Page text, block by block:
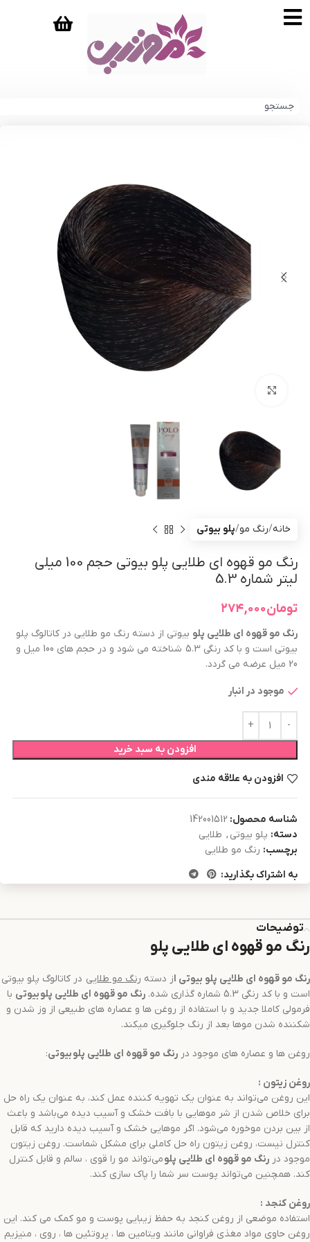
خانه رنگ مو پلو بیوتی
رنگ مو قهوه ای طلایی پلو بیوتی حجم 100 میلی
لیتر شماره 5.3
تومان۲۷۴,۰۰۰
رنگ مو قهوه ای طلایی پلو بیوتی از دسته رنگ مو طلایی در کاتالوگ پلو
بیوتی است و با کد رنگی 5.3 شناخته می شود و در حجم های 100 میل و
20 میل عرضه می گردد.
موجود در انبار
افزودن به سبد خرید
افزودن به علاقه مندی
شناسه محصول: 142001512
دسته: پلو بیوتی , طلایی
برچسب: رنگ مو طلایی
به اشتراک بگذارید:
توضیحات
رنگ مو قهوه ای طلایی پلو
رنگ مو قهوه ای طلایی پلو بیوتی از دسته رنگ موطلایی در کاتالوگ پلو بیوتی
است و با کد رنگی 5.3 شماره گذاری شده.
رنگ مو قهوه ای طلایی پلوبیوتی با
فرمولی کاملا جدید و با استفاده از روغن ها و عصاره های طبیعی از وز شدن و
شکننده شدن موها بعد از رنگ جلوگیری میکند.
روغن ها و عصاره های موجود در رنگ مو قهوه ای طلایی پلوبیوتی:
روغن زیتون :
این روغن می‌تواند به عنوان یک تهویه کننده عمل کند، به عنوان یک راه حل
برای خلاص شدن از شر موهایی با بافت خشک و آسیب دیده می‌باشد و باعث
از بین بردن موخوره می‌شود. اگر موهایی خشک و آسیب دیده دارید که قابل
کنترل نیست، روغن زیتون راه حل کاملی برای مشکل شماست. روغن زیتون
موجود در رنگ مو قهوه ای طلایی پلومی‌تواند مو را قوی ، سالم و قابل کنترل
کند. همچنین می‌تواند پوست سر شما را پاک سازی کند.
روغن کنجد :
استفاده موضعی از روغن کنجد به حفظ زیبایی پوست و مو کمک می کند. این
روغن حاوی مواد مغذی فراوانی مانند ویتامین ها ، پروتئین ها ، روی ، منیزیم